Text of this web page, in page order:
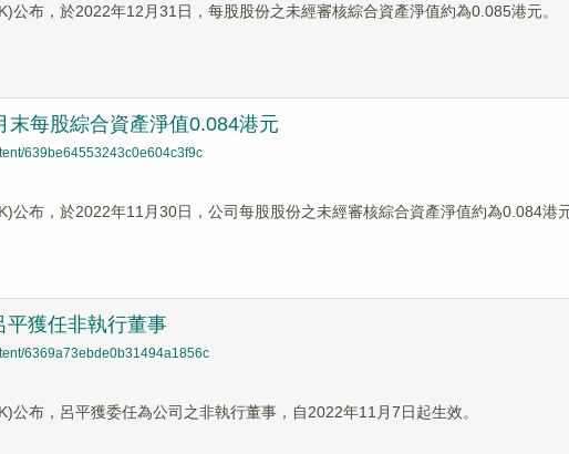
公布，於2022年12月31日，每股股份之未經審核綜合資產淨值約為0.085港元。
末每股​綜合資產淨值0.084港元
639be64553243c0e604c3f9c
公布，於2022年11月30日，公司每股股份之未經審核綜合資產淨值約為0.084港元
平獲任非執行董事
6369a73ebde0b31494a1856c
公布，呂平獲委任為公司之非執行董事，自2022年11月7日起生效。